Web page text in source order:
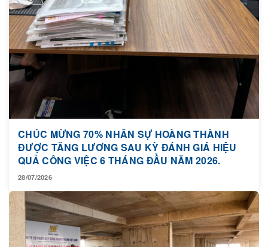
CHÚC MỪNG 70% NHÂN SỰ HOÀNG THÀNH
ĐƯỢC TĂNG LƯƠNG SAU KỲ ĐÁNH GIÁ HIỆU
QUẢ CÔNG VIỆC 6 THÁNG ĐẦU NĂM 2026.
28/07/2026